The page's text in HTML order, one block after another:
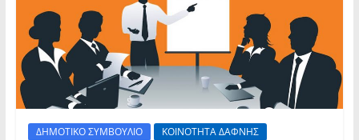
ΔΗΜΟΤΙΚΟ ΣΥΜΒΟΥΛΙΟ ΚΟΙΝΟΤΗΤΑ ΔΑΦΝΗΣ